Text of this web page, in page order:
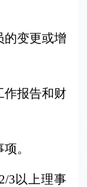
的变更或增
作报告和财
。
2/3以上理事